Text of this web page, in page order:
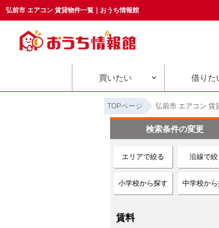
弘前市 エアコン 賃貸物件一覧｜おうち情報館
買いたい 借りた
TOPページ 弘前市 エアコン 賃
検索条件の変更
エリアで絞る 沿線で絞
小学校から探す 中学校か
賃料